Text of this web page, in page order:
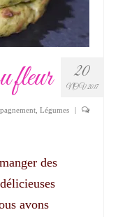
20
NOV 2017
fleur
Légumes |
des
avons